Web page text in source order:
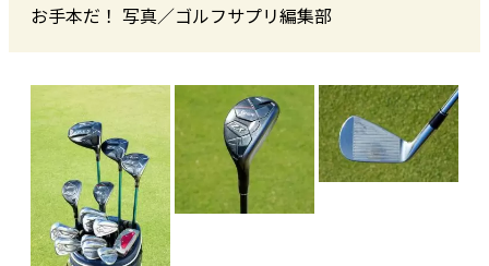
お手本だ！ 写真／ゴルフサプリ編集部